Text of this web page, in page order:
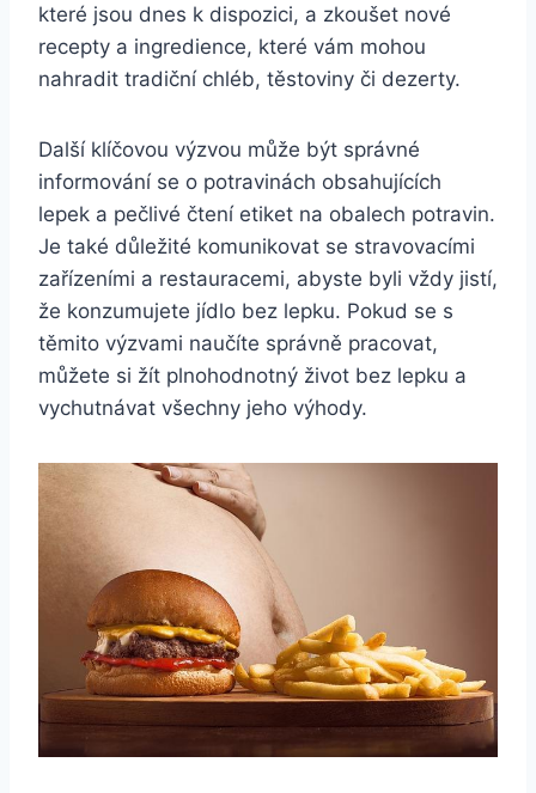
které jsou dnes k dispozici, a zkoušet nové
recepty a ingredience, které vám mohou
nahradit tradiční chléb, těstoviny či dezerty.
Další klíčovou výzvou může být správné
informování se o potravinách obsahujících
lepek a pečlivé čtení etiket na obalech potravin.
Je také důležité komunikovat se stravovacími
zařízeními a restauracemi, abyste byli vždy jistí,
že konzumujete jídlo bez lepku. Pokud se s
těmito výzvami naučíte správně pracovat,
můžete si žít plnohodnotný život bez lepku a
vychutnávat všechny jeho výhody.